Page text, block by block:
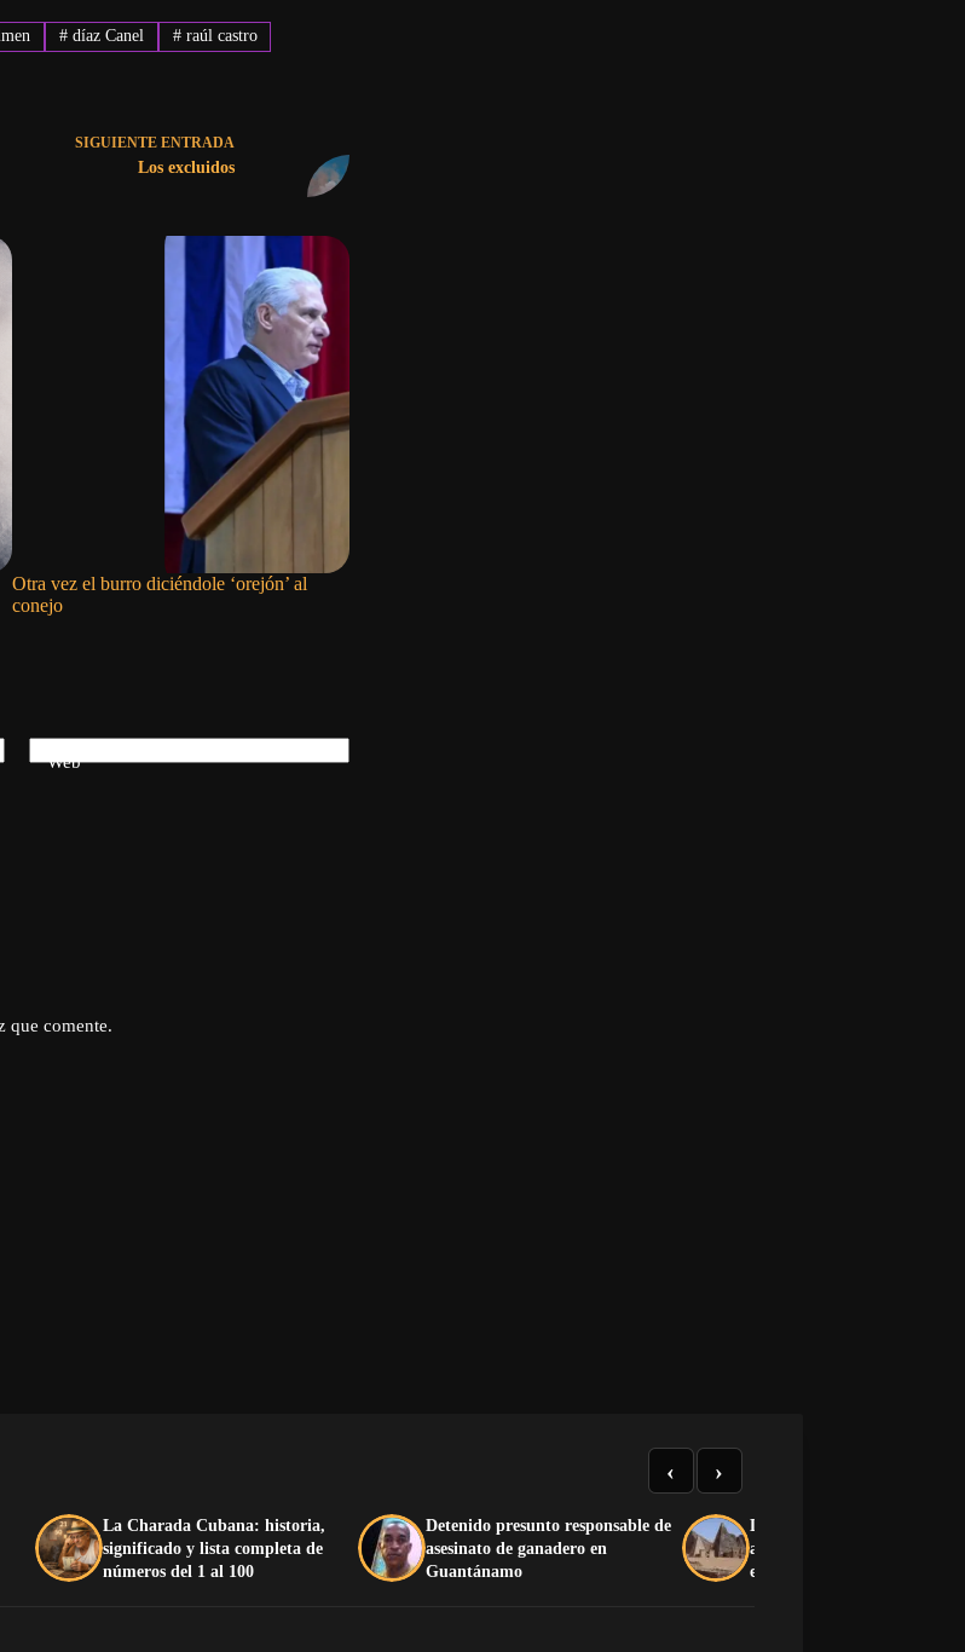
#díaz Canel #raúl castro
SIGUIENTE ENTRADA
Los excluidos
Otra vez el burro diciéndole ‘orejón’ al
conejo
Web
que comente.
La Charada Cubana: historia,
significado y lista completa de
números del 1 al 100
Detenido presunto responsable de
asesinato de ganadero en
Guantánamo
La guerra y la arena
amenazan las pirámides de
en Sudán
‹ ›